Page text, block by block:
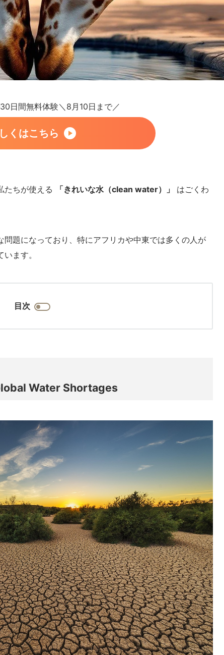
日間無料体験＼8月10日まで／
くはこちら
たちが使える 「きれいな水（clean water）」
はごくわ
題になっており、特にアフリカや中東では多くの人が
ます。
目次
Water Shortages